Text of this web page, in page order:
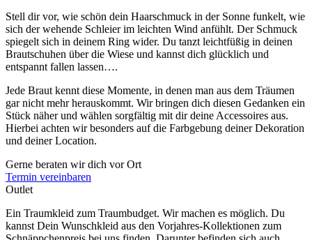
Stell dir vor, wie schön dein Haarschmuck in der Sonne funkelt, wie
sich der wehende Schleier im leichten Wind anfühlt. Der Schmuck
spiegelt sich in deinem Ring wider. Du tanzt leichtfüßig in deinen
Brautschuhen über die Wiese und kannst dich glücklich und
entspannt fallen lassen….
Jede Braut kennt diese Momente, in denen man aus dem Träumen
gar nicht mehr herauskommt. Wir bringen dich diesen Gedanken ein
Stück näher und wählen sorgfältig mit dir deine Accessoires aus.
Hierbei achten wir besonders auf die Farbgebung deiner Dekoration
und deiner Location.
Gerne beraten wir dich vor Ort
Termin vereinbaren
Outlet
Ein Traumkleid zum Traumbudget. Wir machen es möglich. Du
kannst Dein Wunschkleid aus den Vorjahres-Kollektionen zum